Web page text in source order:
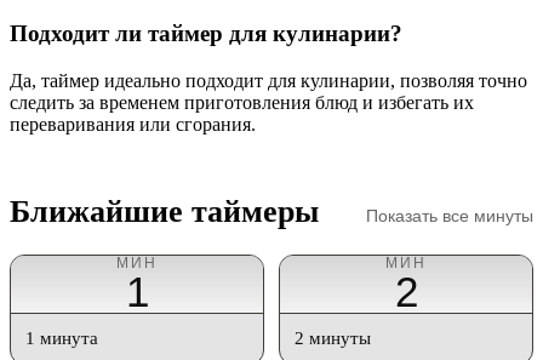
Подходит ли таймер для кулинарии?
Да, таймер идеально подходит для кулинарии, позволяя точно
следить за временем приготовления блюд и избегать их
переваривания или сгорания.
Ближайшие таймеры Показать все минуты
МИН
1
1 минута
МИН
2
2 минуты